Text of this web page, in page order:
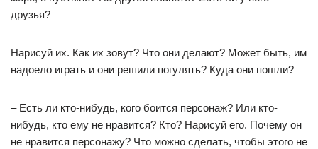
друзья?
Нарисуй их. Как их зовут? Что они делают? Может быть, им
надоело играть и они решили погулять? Куда они пошли?
– Есть ли кто-нибудь, кого боится персонаж? Или кто-
нибудь, кто ему не нравится? Кто? Нарисуй его. Почему он
не нравится персонажу? Что можно сделать, чтобы этого не